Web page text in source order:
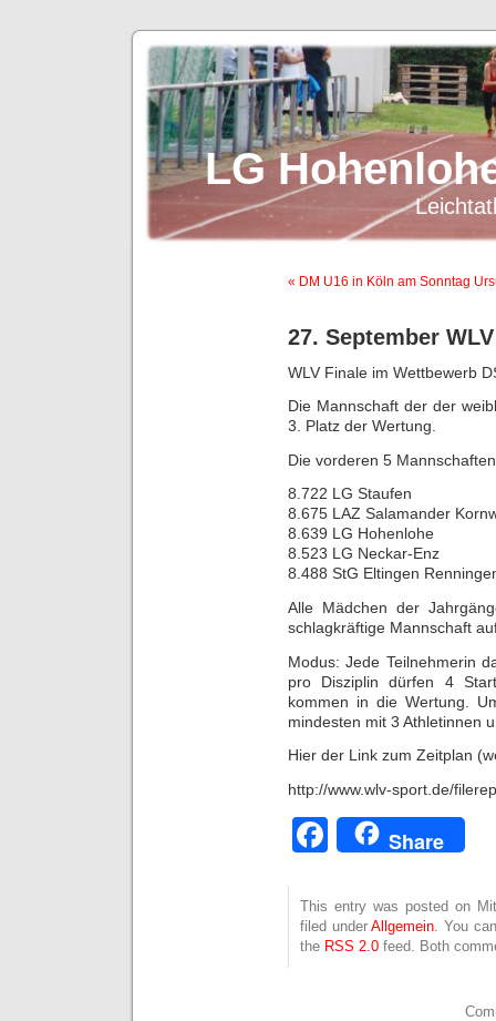
LG
« DM U16 in Köln am Sonntag
27. September
WLV Finale im Wettbewerb
Die Mannschaft der der
3. Platz der Wertung.
Die vorderen 5
8.722 LG Staufen
8.675 LAZ Salamander
8.639 LG Hohenlohe
8.523 LG Neckar-Enz
8.488 StG Eltingen
Alle Mädchen der
schlagkräftige Mannschaft
Modus: Jede Teilnehmerin
pro Disziplin dürfen 4
kommen in die Wertung.
mindesten mit 3 Athletinnen
Hier der Link zum Zeitplan
http://www.wlv-sport.de/
Facebook
Share
This entry was posted on
filed underAllgemein . You
the RSS 2.0 feed. Both